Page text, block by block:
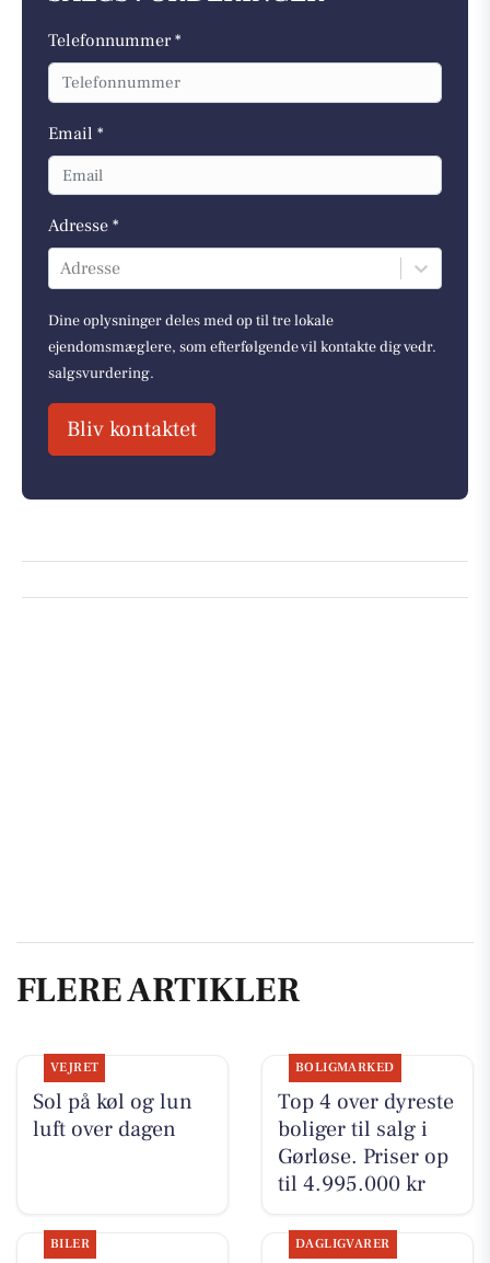
Telefonnummer *
Email *
Adresse *
Adresse
Dine oplysninger deles med op til tre lokale
ejendomsmæglere, som efterfølgende vil kontakte dig vedr.
salgsvurdering.
Bliv kontaktet
FLERE ARTIKLER
VEJRET
Sol på køl og lun
luft over dagen
BOLIGMARKED
Top 4 over dyreste
boliger til salg i
Gørløse. Priser op
til 4.995.000 kr
BILER DAGLIGVARER